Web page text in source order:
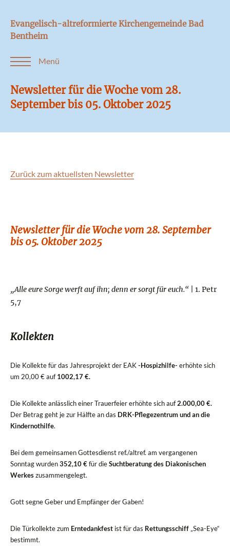
Evangelisch-altreformierte Kirchengemeinde Bad
Bentheim
Menü
Newsletter für die Woche vom 28.
September bis 05. Oktober 2025
Zurück zum aktuellsten Newsletter
Newsletter für die Woche vom 28. September
bis 05. Oktober 2025
„Alle eure Sorge werft auf ihn; denn er sorgt für euch.“
| 1. Petr
5,7
Kollekten
Die Kollekte für das Jahresprojekt der EAK-Hospizhilfe- erhöhte sich
um 20,00 € auf1002,17 €.
Die Kollekte anlässlich einer Trauerfeier erhöhte sich auf2.000,00 €.
Der Betrag geht je zur Hälfte an das DRK-Pflegezentrum und an die
Kindernothilfe.
Bei dem gemeinsamen Gottesdienst ref./altref. am vergangenen
Sonntag wurden352,10 €für dieSuchtberatung des Diakonischen
Werkeszusammengelegt.
Gott segne Geber und Empfänger der Gaben!
Die Türkollekte zum Erntedankfest ist für das Rettungsschiff „Sea-Eye“
bestimmt.